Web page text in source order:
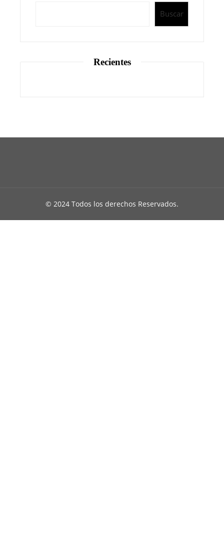
Buscar
Recientes
© 2024 Todos los derechos Reservados.